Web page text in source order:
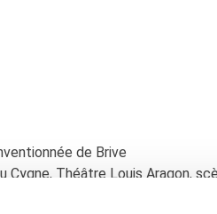
de Brive
Cygne, Théâtre Louis Aragon,